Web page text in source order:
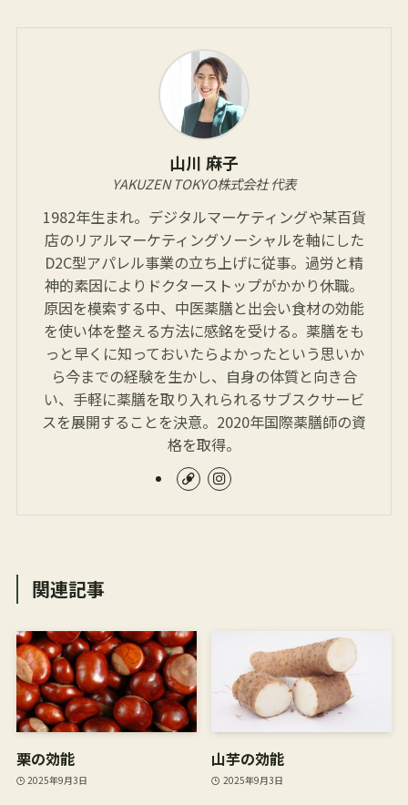
山川 麻子
YAKUZEN TOKYO株式会社 代表
1982年生まれ。デジタルマーケティングや某百貨
店のリアルマーケティングソーシャルを軸にした
D2C型アパレル事業の立ち上げに従事。過労と精
神的素因によりドクターストップがかかり休職。
原因を模索する中、中医薬膳と出会い食材の効能
を使い体を整える方法に感銘を受ける。薬膳をも
っと早くに知っておいたらよかったという思いか
ら今までの経験を生かし、自身の体質と向き合
い、手軽に薬膳を取り入れられるサブスクサービ
スを展開することを決意。2020年国際薬膳師の資
格を取得。
関連記事
栗の効能
2025年9月3日
山芋の効能
2025年9月3日